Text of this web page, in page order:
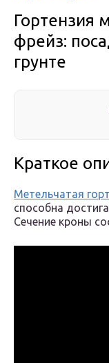
Гортензия
фрейз:
грунте
Краткое
Метельчатая
способна
Сечение кроны